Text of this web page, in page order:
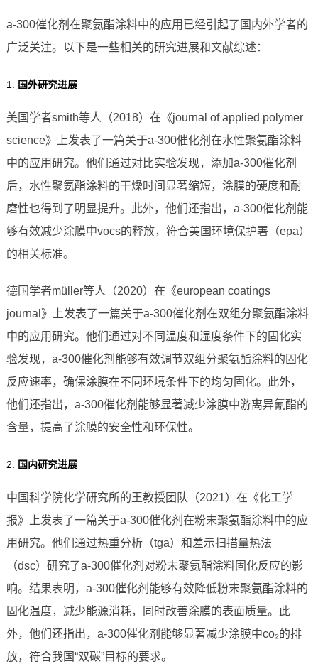
a-300催化剂在聚氨酯涂料中的应用已经引起了国内外学者的
广泛关注。以下是一些相关的研究进展和文献综述：
1. 国外研究进展
美国学者smith等人（2018）在《journal of applied polymer
science》上发表了一篇关于a-300催化剂在水性聚氨酯涂料
中的应用研究。他们通过对比实验发现，添加a-300催化剂
后，水性聚氨酯涂料的干燥时间显著缩短，涂膜的硬度和耐
磨性也得到了明显提升。此外，他们还指出，a-300催化剂能
够有效减少涂膜中vocs的释放，符合美国环境保护署（epa）
的相关标准。
德国学者müller等人（2020）在《european coatings
journal》上发表了一篇关于a-300催化剂在双组分聚氨酯涂料
中的应用研究。他们通过对不同温度和湿度条件下的固化实
验发现，a-300催化剂能够有效调节双组分聚氨酯涂料的固化
反应速率，确保涂膜在不同环境条件下的均匀固化。此外，
他们还指出，a-300催化剂能够显著减少涂膜中游离异氰酯的
含量，提高了涂膜的安全性和环保性。
2. 国内研究进展
中国科学院化学研究所的王教授团队（2021）在《化工学
报》上发表了一篇关于a-300催化剂在粉末聚氨酯涂料中的应
用研究。他们通过热重分析（tga）和差示扫描量热法
（dsc）研究了a-300催化剂对粉末聚氨酯涂料固化反应的影
响。结果表明，a-300催化剂能够有效降低粉末聚氨酯涂料的
固化温度，减少能源消耗，同时改善涂膜的表面质量。此
外，他们还指出，a-300催化剂能够显著减少涂膜中co₂的排
放，符合我国“双碳”目标的要求。